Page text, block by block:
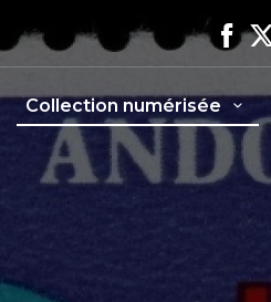
Collection numérisée